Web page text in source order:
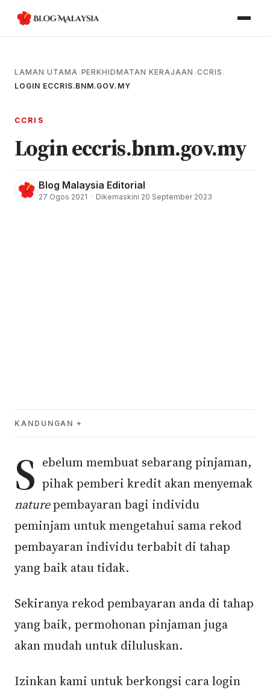
LAMAN UTAMA› PERKHIDMATAN KERAJAAN › CCRIS›
LOGIN ECCRIS.BNM.GOV.MY
CCRIS
Login eccris.bnm.gov.my
Blog Malaysia Editorial
27 Ogos 2021 · Dikemaskini 20 September 2023
KANDUNGAN
S ebelum membuat sebarang pinjaman,
pihak pemberi kredit akan menyemak
naturepembayaran bagi individu
peminjam untuk mengetahui sama rekod
pembayaran individu terbabit di tahap
yang baik atau tidak.
Sekiranya rekod pembayaran anda di tahap
yang baik, permohonan pinjaman juga
akan mudah untuk diluluskan.
Izinkan kami untuk berkongsi cara login